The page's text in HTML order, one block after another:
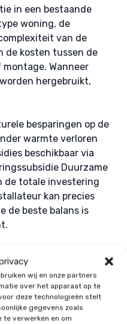
wij en onze partners
over het apparaat op te
deze technologieën stelt
gegevens zoals
te verwerken en om
in een bestaande
woning, de
van de
de kosten tussen de
Wanneer
hergebruikt,
besparingen op de
warmte verloren
beschikbaar via
Duurzame
de totale investering
kan precies
de beste balans is
in
woning?